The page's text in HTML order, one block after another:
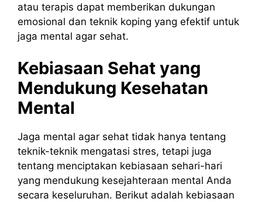
atau terapis dapat memberikan dukungan
emosional dan teknik koping yang efektif untuk
jaga mental agar sehat.
Kebiasaan Sehat yang
Mendukung Kesehatan
Mental
Jaga mental agar sehat tidak hanya tentang
teknik-teknik mengatasi stres, tetapi juga
tentang menciptakan kebiasaan sehari-hari
yang mendukung kesejahteraan mental Anda
secara keseluruhan. Berikut adalah kebiasaan